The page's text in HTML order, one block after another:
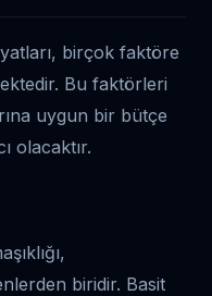
birçok faktöre
Bu faktörleri
uygun bir bütçe
olacaktır.
biridir. Basit